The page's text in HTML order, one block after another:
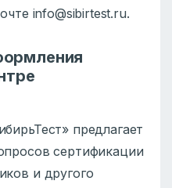
info@sibirtest.ru.
предлагает
сертификации
и другого